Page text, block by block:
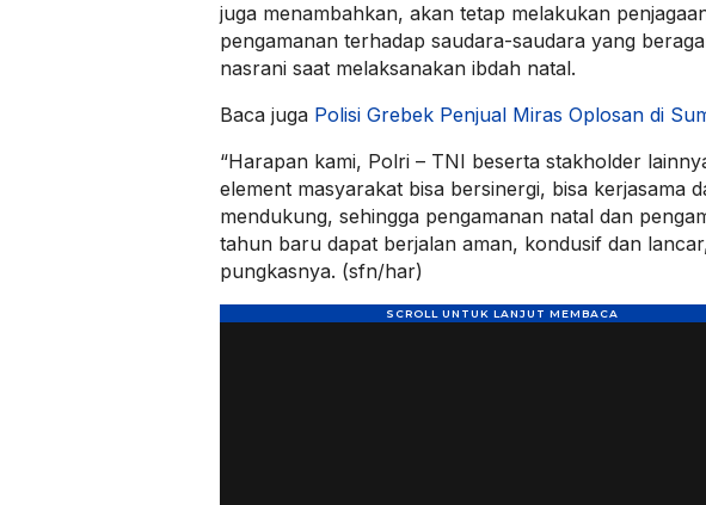
juga menambahkan, akan tetap melakukan
pengamanan terhadap saudara-saudara yang
nasrani saat melaksanakan ibdah natal.
Baca juga Polisi Grebek Penjual Miras Oplosan di
“Harapan kami, Polri – TNI beserta stakholder
element masyarakat bisa bersinergi, bisa kerjasama
mendukung, sehingga pengamanan natal dan
tahun baru dapat berjalan aman, kondusif dan
pungkasnya. (sfn/har)